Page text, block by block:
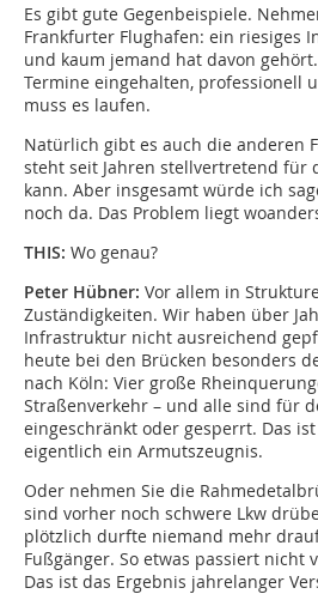
Es gibt gute Gegenbeispiele.
Frankfurter Flughafen: ein riesiges
und kaum jemand hat davon
Termine eingehalten, professionell
muss es laufen.
Natürlich gibt es auch die anderen
steht seit Jahren stellvertretend für
kann. Aber insgesamt würde ich
noch da. Das Problem liegt
THIS: Wo genau?
Peter Hübner: Vor allem in
Zuständigkeiten. Wir haben über
Infrastruktur nicht ausreichend
heute bei den Brücken besonders
nach Köln: Vier große
Straßenverkehr – und alle sind für
eingeschränkt oder gesperrt. Das
eigentlich ein Armutszeugnis.
Oder nehmen Sie die
sind vorher noch schwere Lkw
plötzlich durfte niemand mehr
Fußgänger. So etwas passiert nicht
Das ist das Ergebnis jahrelanger